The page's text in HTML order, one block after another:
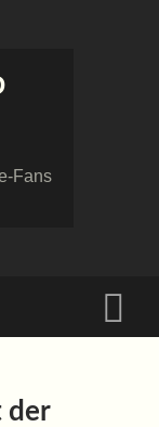
Fans
der